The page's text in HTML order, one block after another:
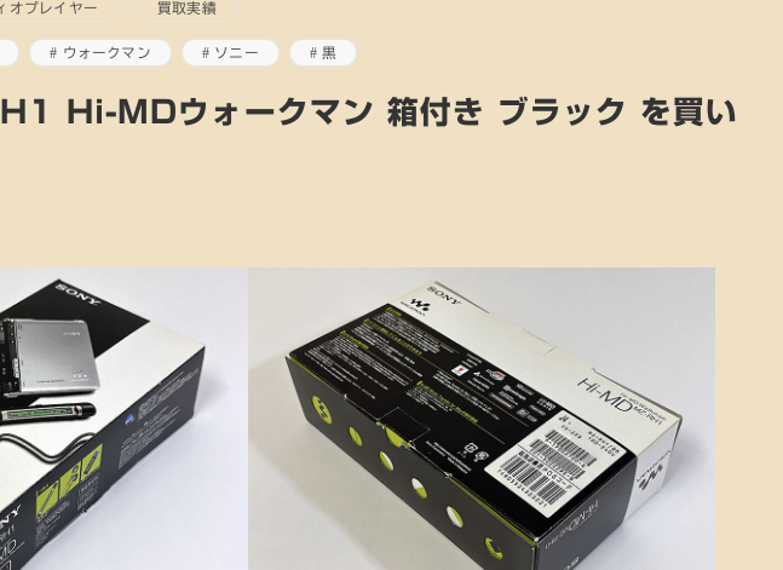
オプレイヤー 買取実績
ウォークマン ソニー 黒
Hi-MDウォークマン 箱付き ブラック を買い